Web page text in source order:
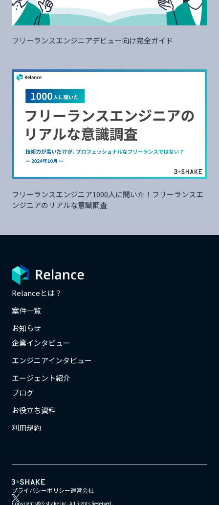
フリーランスエンジニアデビュー向け完全ガイド
フリーランスエンジニア1000人に聞いた！フリーランスエ
ンジニアのリアルな意識調査
Relanceとは？
案件一覧
お知らせ
企業インタビュー
エンジニアインタビュー
エージェント紹介
ブログ
お役立ち資料
利用規約
プライバシーポリシー運営会社
Copyrights©3-shake Inc. All Rights Reserved.